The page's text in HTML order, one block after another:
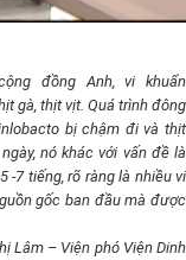
đồng Anh, vi khuẩn
gà, thịt vịt. Quá trình đông
bị chậm đi và thịt
nó khác với vấn đề là
-7 tiếng, rõ ràng là nhiều vi
gốc ban đầu mà được
phó Viện Dinh